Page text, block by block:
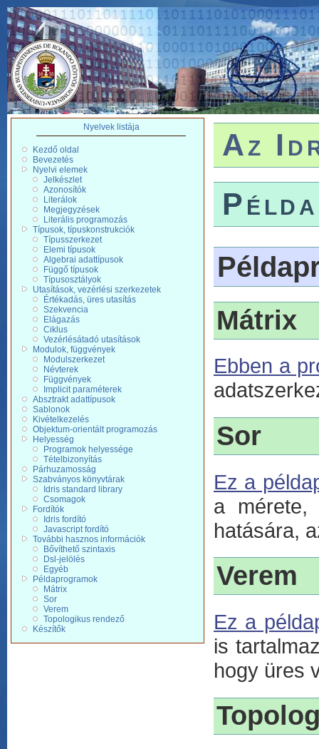
Nyelvek listája
Kezdő oldal
Bevezetés
Nyelvi elemek
Jelkészlet
Azonosítók
Literálok
Megjegyzések
Literális programozás
Típusok, típuskonstrukciók
Típusszerkezet
Elemi típusok
Algebrai adattípusok
Függő típusok
Típusosztályok
Utasítások, vezérlési szerkezetek
Értékadás, üres utasítás
Szekvencia
Elágazás
Ciklus
Vezérlésátadó utasítások
Modulok, függvények
Modulszerkezet
Névterek
Függvények
Implicit paraméterek
Absztrakt adattípusok
Sablonok
Kivételkezelés
Objektum-orientált programozás
Helyesség
Programok helyessége
Tételbizonyítás
Párhuzamosság
Szabványos könyvtárak
Idris standard library
Csomagok
Fordítók
Idris fordító
Javascript fordító
További hasznos információk
Bővíthető szintaxis
Dsl-jelölés
Egyéb
Példaprogramok
Mátrix
Sor
Verem
Topologikus rendező
Készítők
Az
Mátrix
Ebben a
Sor
Ez a
a mérete,
hatására,
Verem
Ez a
is
hogy üres